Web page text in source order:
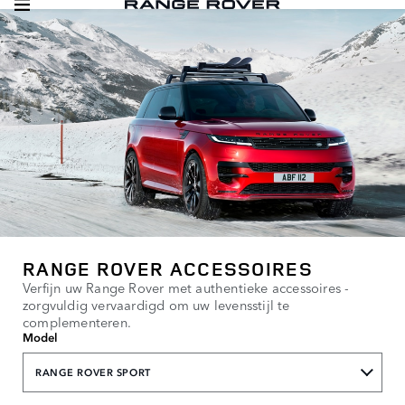
RANGE ROVER ACCESSOIRES
Verfijn uw Range Rover met authentieke accessoires -
zorgvuldig vervaardigd om uw levensstijl te
complementeren.
Model
RANGE ROVER SPORT